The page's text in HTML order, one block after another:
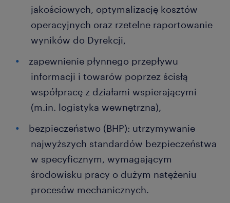
jakościowych, optymalizację kosztów
operacyjnych oraz rzetelne raportowanie
wyników do Dyrekcji,
zapewnienie płynnego przepływu
informacji i towarów poprzez ścisłą
współpracę z działami wspierającymi
(m.in. logistyka wewnętrzna),
bezpieczeństwo (BHP): utrzymywanie
najwyższych standardów bezpieczeństwa
w specyficznym, wymagającym
środowisku pracy o dużym natężeniu
procesów mechanicznych.